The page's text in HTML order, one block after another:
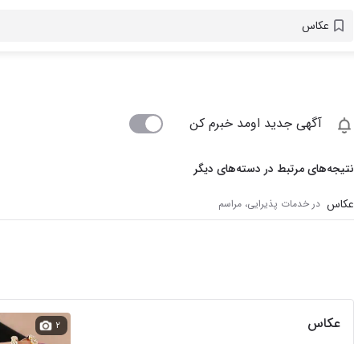
آگهی جدید اومد خبرم کن
نتیجه‌های مرتبط در دسته‌های دیگر
عکاس در خدمات پذیرایی، مراسم
عکاس ۲